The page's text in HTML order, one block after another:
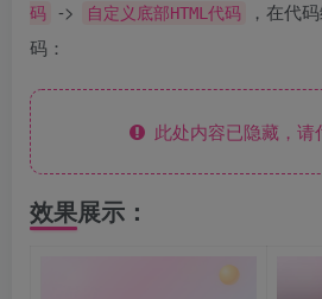
码
-> 自定义底部HTML代码
，在代
码：
此处内容已隐藏，请
效果展示：